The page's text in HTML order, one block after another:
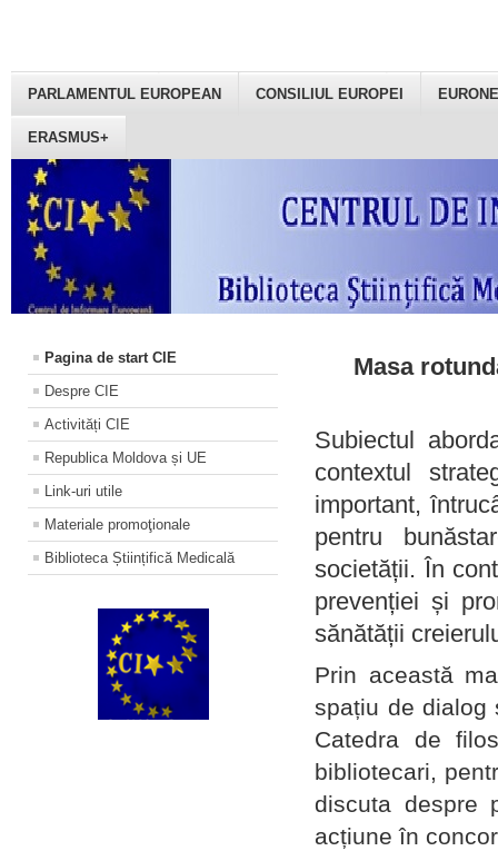
PARLAMENTUL EUROPEAN CONSILIUL EUROPEI
ERASMUS+
Pagina de start CIE
Despre CIE
Activități CIE
Republica Moldova și UE
Link-uri utile
Materiale promoţionale
Biblioteca Științifică Medicală
Masa
Subiectul
contextul
important,
pentru
societății. În
prevenției și
sănătății
Prin această
spațiu de dialog
Catedra de
bibliotecari,
discuta despre
acțiune în